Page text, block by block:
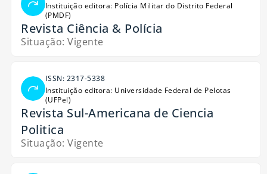
Instituição editora: Polícia Militar do Distrito Federal
(PMDF)
Revista Ciência & Polícia
Situação: Vigente
ISSN: 2317-5338
Instituição editora: Universidade Federal de Pelotas
(UFPel)
Revista Sul-Americana de Ciencia
Politica
Situação: Vigente